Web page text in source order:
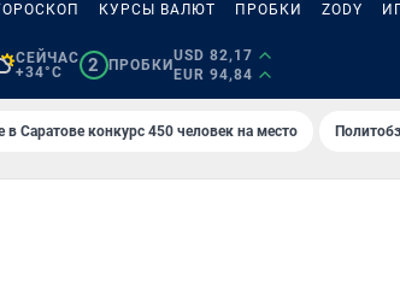
КУРСЫ ВАЛЮТ ПРОБКИ ZODY
СЕЙЧАС
+34°C
2 ПРОБКИ
USD 82,17
EUR 94,84
в Саратове конкурс 450 человек на место